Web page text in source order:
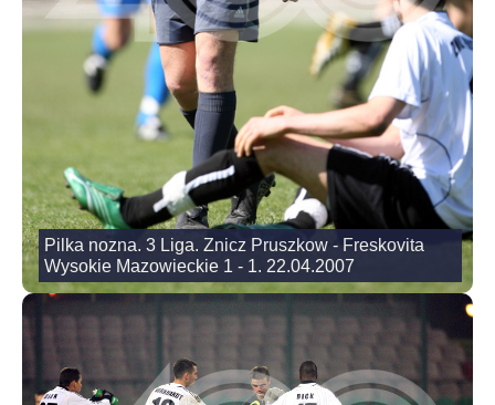
Pilka nozna. 3 Liga. Znicz Pruszkow - Freskovita
Wysokie Mazowieckie 1 - 1. 22.04.2007